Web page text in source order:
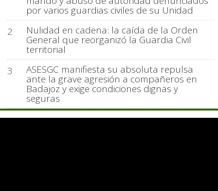
por varios guardias civiles de su Unidad
2
Nulidad en cadena: la caída de la Orden
General que reorganizó la Guardia Civil
territorial
3
ASESGC manifiesta su absoluta repulsa
ante la grave agresión a compañeros en
Badajoz y exige condiciones dignas y
seguras